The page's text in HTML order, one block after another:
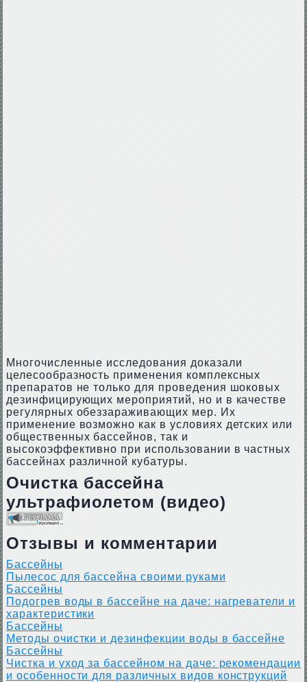
Многочисленные исследования доказали
целесообразность применения комплексных
препаратов не только для проведения шоковых
дезинфицирующих мероприятий, но и в качестве
регулярных обеззараживающих мер. Их
применение возможно как в условиях детских или
общественных бассейнов, так и
высокоэффективно при использовании в частных
бассейнах различной кубатуры.
Очистка бассейна
ультрафиолетом (видео)
Отзывы и комментарии
Бассейны
Пылесос для бассейна своими руками
Бассейны
Подогрев воды в бассейне на даче: нагреватели и
характеристики
Бассейны
Методы очистки и дезинфекции воды в бассейне
Бассейны
Чистка и уход за бассейном на даче: рекомендации
и особенности для различных видов конструкций